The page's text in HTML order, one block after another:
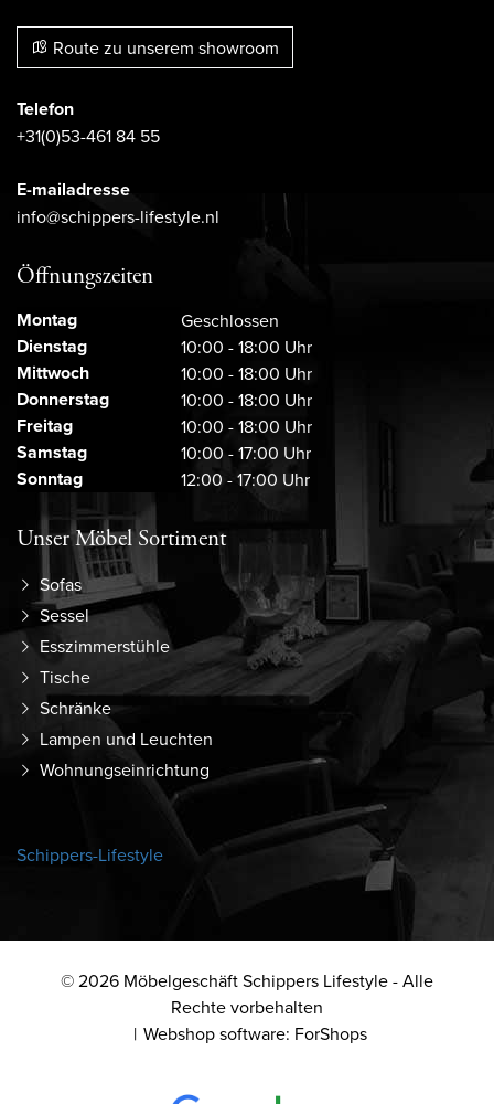
Route zu unserem showroom
Telefon
+31(0)53-461 84 55
E-mailadresse
info@schippers-lifestyle.nl
Öffnungszeiten
Montag Geschlossen
Dienstag 10:00 - 18:00 Uhr
Mittwoch 10:00 - 18:00 Uhr
Donnerstag 10:00 - 18:00 Uhr
Freitag 10:00 - 18:00 Uhr
Samstag 10:00 - 17:00 Uhr
Sonntag 12:00 - 17:00 Uhr
Unser Möbel Sortiment
Sofas
Sessel
Esszimmerstühle
Tische
Schränke
Lampen und Leuchten
Wohnungseinrichtung
Schippers-Lifestyle
© 2026 Möbelgeschäft Schippers Lifestyle - Alle
Rechte vorbehalten
Webshop software: ForShops